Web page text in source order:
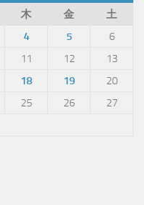
木 金
土
4 5
6
11 12
13
18 19
20
25 26
27